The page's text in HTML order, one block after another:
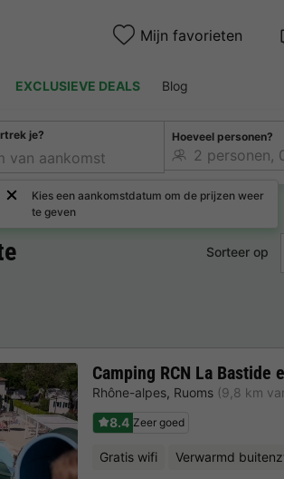
Mijn favorieten
EXCLUSIEVE DEALS Blog
je?
Kies een aankomstdatum om de prijzen weer
te geven
Hoeveel personen?
Sorteer op
Camping RCN La Bastide
Rhône-alpes, Ruoms (9,8 km
8.4 Zeer goed
Gratis wifi Verwarmd